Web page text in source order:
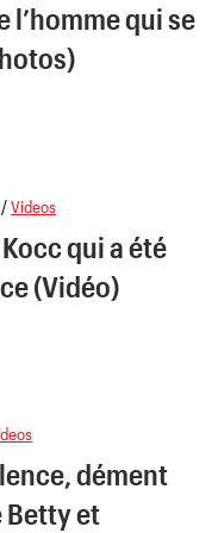
l’homme qui se
/Videos
qui a été
(Vidéo)
dément
Betty et